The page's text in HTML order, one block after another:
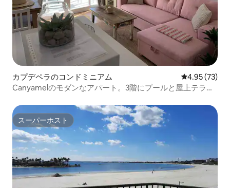
カプデペラのコンドミニアム レビュー73
4.95 (73)
Canyamelのモダンなアパート。3階にプールと屋上テラ
スーパーホスト
スーパーホスト